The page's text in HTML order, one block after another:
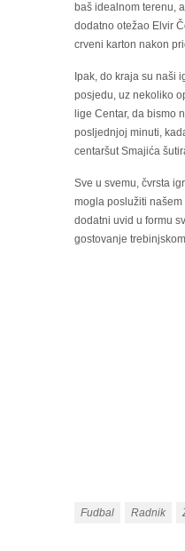
baš idealnom terenu,
dodatno otežao Elvir
crveni karton nakon
Ipak, do kraja su naši
posjedu, uz nekoliko
lige Centar, da bismo
posljednjoj minuti,
centaršut Smajića
Sve u svemu, čvrsta
mogla poslužiti
dodatni uvid u formu
gostovanje
Fudbal Radnik